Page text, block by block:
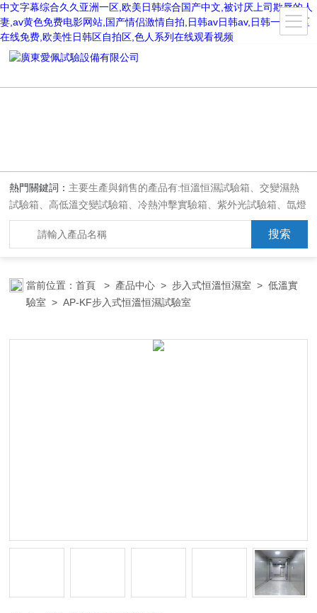
中文字幕综合久久亚洲一区,欧美日韩综合国产中文,被讨厌上司欺辱的人
妻,av黄色免费电影网站,国产情侣激情自拍,日韩av日韩av,日韩一区二区
在线免费,欧美性日韩区自拍区,色人系列在线观看视频
熱門關鍵詞： 主要生產與銷售的產品有:恒溫恒濕試驗箱、交變濕熱
試驗箱、高低溫交變試驗箱、冷熱沖擊實驗箱、紫外光試驗箱、氙燈
老化箱、恒溫恒濕實驗室、沙塵試驗箱、淋雨試驗箱、鹽水噴霧試驗
箱、各種振動試驗臺、拉力試驗機、蒸汽老化試驗機、跌落試驗機、
當前位置：首頁 > 產品中心 >步入式恒溫恒濕室 >低溫實
驗室 > AP-KF步入式恒溫恒濕試驗室